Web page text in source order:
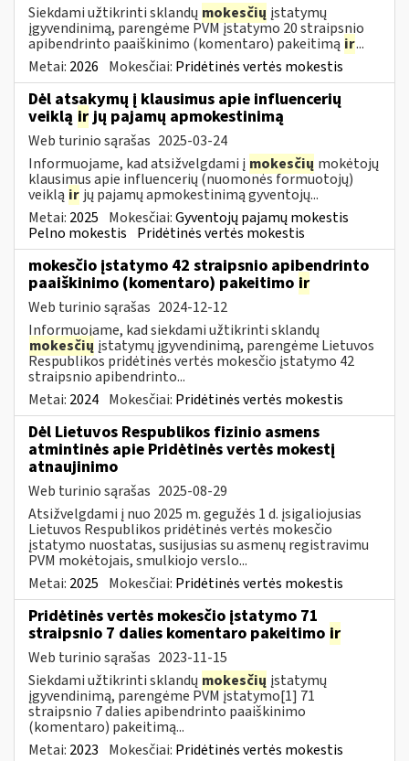
Siekdami užtikrinti sklandų mokesčių įstatymų
įgyvendinimą, parengėme PVM įstatymo 20 straipsnio
apibendrinto paaiškinimo (komentaro) pakeitimą ir...
Metai: 2026 Mokesčiai: Pridėtinės vertės mokestis
Dėl atsakymų į klausimus apie influencerių
veiklą irjų pajamų apmokestinimą
Web turinio sąrašas 2025-03-24
Informuojame, kad atsižvelgdami į mokesčių mokėtojų
klausimus apie influencerių (nuomonės formuotojų)
veiklą ir jų pajamų apmokestinimą gyventojų...
Metai: 2025 Mokesčiai:Gyventojų pajamų mokestis
Pelno mokestis Pridėtinės vertės mokestis
mokesčio įstatymo 42 straipsnio apibendrinto
paaiškinimo (komentaro) pakeitimo ir
Web turinio sąrašas 2024-12-12
Informuojame, kad siekdami užtikrinti sklandų
mokesčių įstatymų įgyvendinimą, parengėme Lietuvos
Respublikos pridėtinės vertės mokesčio įstatymo 42
straipsnio apibendrinto...
Metai: 2024 Mokesčiai: Pridėtinės vertės mokestis
Dėl Lietuvos Respublikos fizinio asmens
atmintinės apie Pridėtinės vertės mokestį
atnaujinimo
Web turinio sąrašas 2025-08-29
Atsižvelgdami į nuo 2025 m. gegužės 1 d. įsigaliojusias
Lietuvos Respublikos pridėtinės vertės mokesčio
įstatymo nuostatas, susijusias su asmenų registravimu
PVM mokėtojais, smulkiojo verslo...
Metai: 2025 Mokesčiai: Pridėtinės vertės mokestis
Pridėtinės vertės mokesčio įstatymo 71
straipsnio 7 dalies komentaro pakeitimo ir
Web turinio sąrašas 2023-11-15
Siekdami užtikrinti sklandų mokesčių įstatymų
įgyvendinimą, parengėme PVM įstatymo[1] 71
straipsnio 7 dalies apibendrinto paaiškinimo
(komentaro) pakeitimą...
Metai: 2023 Mokesčiai: Pridėtinės vertės mokestis